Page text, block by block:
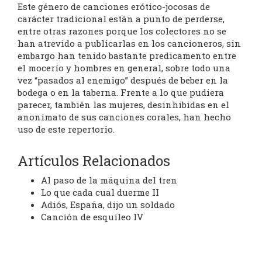
Este género de canciones erótico-jocosas de
carácter tradicional están a punto de perderse,
entre otras razones porque los colectores no se
han atrevido a publicarlas en los cancioneros, sin
embargo han tenido bastante predicamento entre
el mocerío y hombres en general, sobre todo una
vez “pasados al enemigo” después de beber en la
bodega o en la taberna. Frente a lo que pudiera
parecer, también las mujeres, desinhibidas en el
anonimato de sus canciones corales, han hecho
uso de este repertorio.
Artículos Relacionados
Al paso de la máquina del tren
Lo que cada cual duerme II
Adiós, España, dijo un soldado
Canción de esquileo IV